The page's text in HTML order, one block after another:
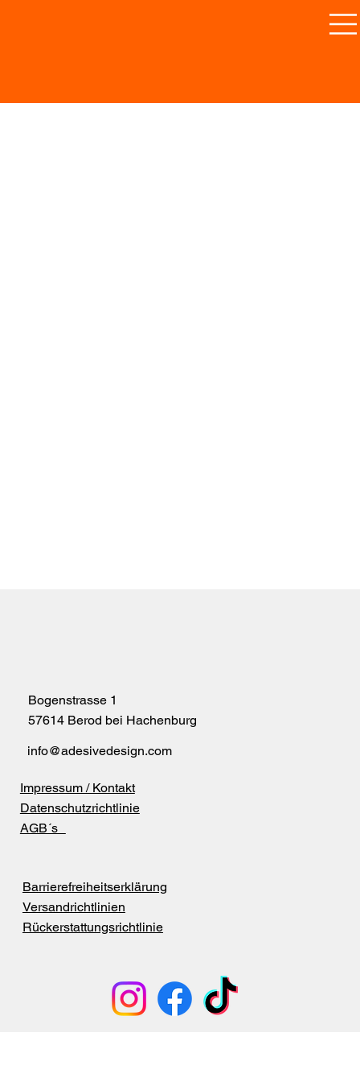
Bogenstrasse 1
57614 Berod bei Hachenburg
info@adesivedesign.com
Impressum / Kontakt
Datenschutzrichtlinie
AGB´s
Barrierefreiheitserklärung
Versandrichtlinien
Rückerstattungsrichtlinie